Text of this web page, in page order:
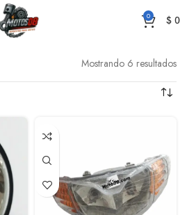
0 $0
Mostrando 6 resultados